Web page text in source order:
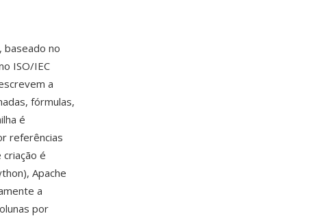
baseado no
ISO/IEC
a
fórmulas,
é
referências
é
Apache
a
por